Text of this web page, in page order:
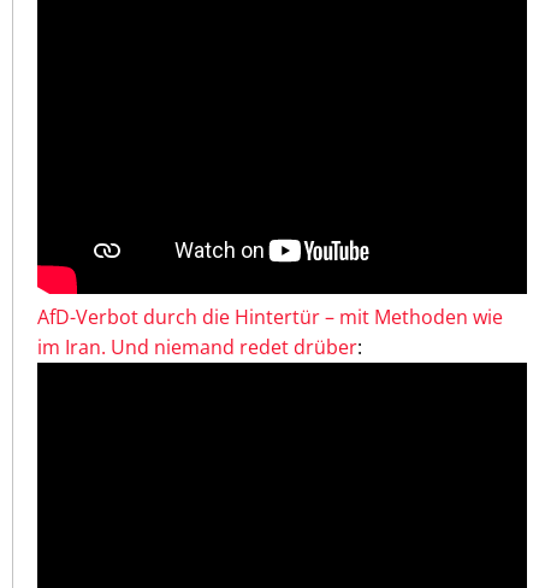
AfD-Verbot durch die Hintertür – mit Methoden wie
im Iran. Und niemand redet drüber: